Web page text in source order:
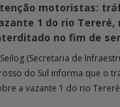
motoristas:
1 do rio Tereré,
no fim de
(Secretaria de
do Sul informa que o
a vazante 1 do rio